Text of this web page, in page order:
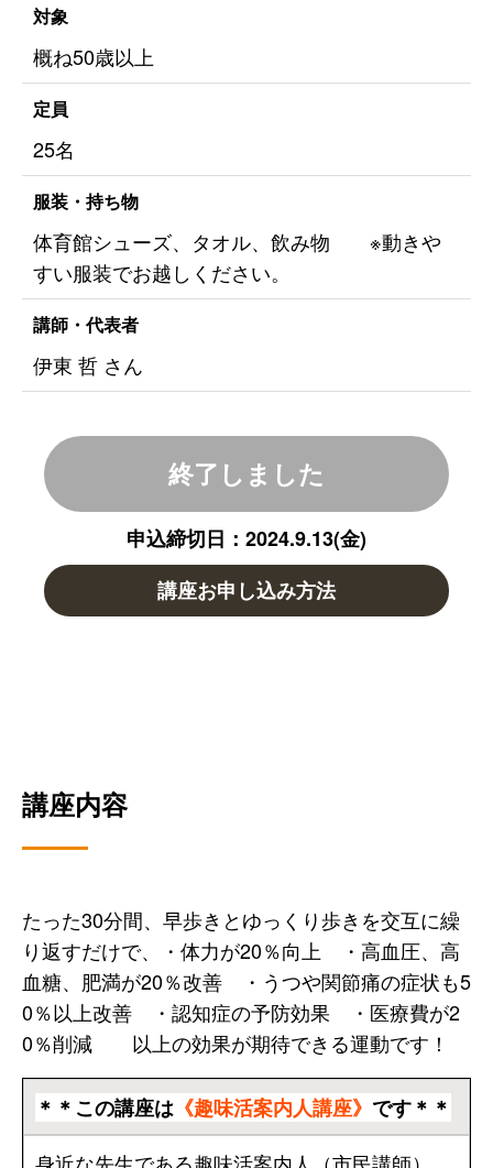
講座内容
たった30分間、早歩きとゆっくり歩きを交互に繰
り返すだけで、・体力が20％向上 ・高血圧、高
血糖、肥満が20％改善 ・うつや関節痛の症状も5
0％以上改善 ・認知症の予防効果 ・医療費が2
0％削減 以上の効果が期待できる運動です！
＊＊この講座は 《趣味活案内人講座》 です＊＊
身近な先生である趣味活案内人（市民講師）
対象
概ね50歳以上
定員
25名
服装・持ち物
体育館シューズ、タオル、飲み物 ※動きや
すい服装でお越しください。
講師・代表者
伊東 哲 さん
終了しました
申込締切日：2024.9.13(金)
講座お申し込み方法